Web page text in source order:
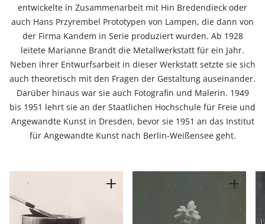
entwickelte in Zusammenarbeit mit Hin Bredendieck oder
auch Hans Przyrembel Prototypen von Lampen, die dann von
der Firma Kandem in Serie produziert wurden. Ab 1928
leitete Marianne Brandt die Metallwerkstatt für ein Jahr.
Neben ihrer Entwurfsarbeit in dieser Werkstatt setzte sie sich
auch theoretisch mit den Fragen der Gestaltung auseinander.
Darüber hinaus war sie auch Fotografin und Malerin. 1949
bis 1951 lehrt sie an der Staatlichen Hochschule für Freie und
Angewandte Kunst in Dresden, bevor sie 1951 an das Institut
für Angewandte Kunst nach Berlin-Weißensee geht.